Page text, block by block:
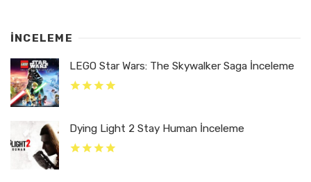
İNCELEME
LEGO Star Wars: The Skywalker Saga İnceleme
Dying Light 2 Stay Human İnceleme